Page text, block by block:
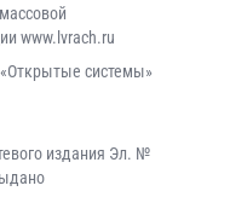
www.lvrach.ru
системы»
издания Эл. №